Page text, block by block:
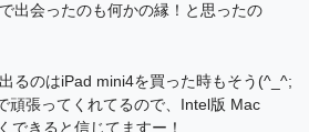
出会ったのも何かの縁！と思ったの
るのはiPad mini4を買った時もそう(^_^;
頑張ってくれてるので、Intel版 Mac
できると信じてますー！